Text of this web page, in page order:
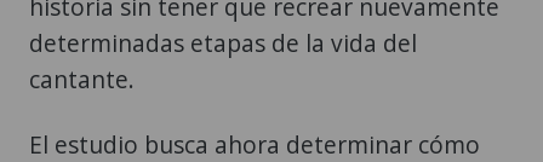
determinadas etapas de la vida del
cantante.
El estudio busca ahora determinar cómo